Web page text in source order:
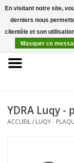
EUR
Accueil
YDRA Luqy
ACCUEIL/ LUQY -
En visitant notre site,
derniers nous
clientèle et son
Masquer ce